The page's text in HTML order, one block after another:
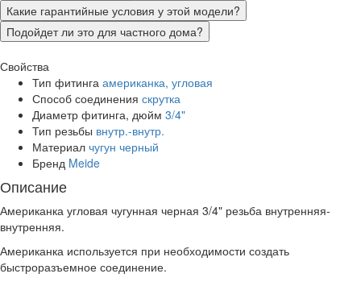
Какие гарантийные условия у этой модели?
Подойдет ли это для частного дома?
Свойства
Тип фитинга американка, угловая
Способ соединения скрутка
Диаметр фитинга, дюйм 3/4"
Тип резьбы внутр.-внутр.
Материал чугун черный
Бренд Meide
Описание
Американка угловая чугунная черная 3/4" резьба внутренняя-
внутренняя.
Американка используется при необходимости создать
быстроразъемное соединение.